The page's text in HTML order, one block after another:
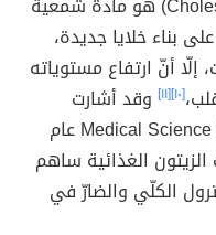
بناء خلايا جديدة،
إلّا أنّ ارتفاع مستوياته
[١٠] [١١] وقد أشارت
دراسةٌ نُشرت في مجلّة Medical Science Monitor عام
الزيتون الغذائية ساهم
الكلّي والضارّ في